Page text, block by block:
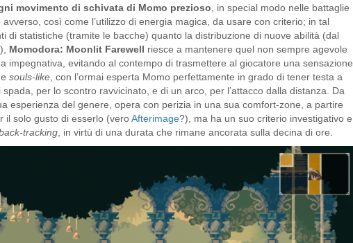
movimento di schivata di Momo prezioso , in special modo nelle battaglie
così come l’utilizzo di energia magica, da usare con criterio; in tal
di statistiche (tramite le bacche) quanto la distribuzione di nuove abilità (dal
), Momodora: Moonlit Farewell riesce a mantenere quel non sempre agevole
impegnativa, evitando al contempo di trasmettere al giocatore una sensazione
souls-like , con l’ormai esperta Momo perfettamente in grado di tener testa a
per lo scontro ravvicinato, e di un arco, per l’attacco dalla distanza. Da
esperienza del genere, opera con perizia in una sua comfort-zone, a partire
il solo gusto di esserlo (veroAfterimage?), ma ha un suo criterio investigativo e
tracking , in virtù di una durata che rimane ancorata sulla decina di ore.